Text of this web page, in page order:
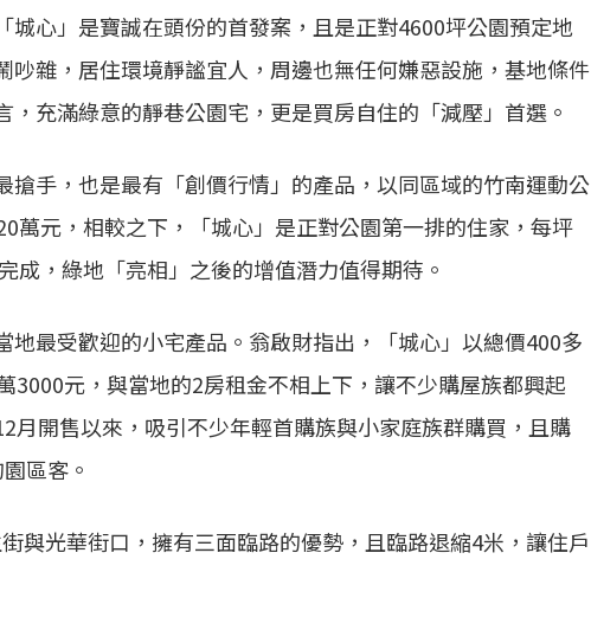
心」是寶誠在頭份的首發案，且是正對4600坪公園預定地
雜，居住環境靜謐宜人，周邊也無任何嫌惡設施，基地條件
充滿綠意的靜巷公園宅，更是買房自住的「減壓」首選。
搶手，也是最有「創價行情」的產品，以同區域的竹南運動公
萬元，相較之下，「城心」是正對公園第一排的住家，每坪
成，綠地「亮相」之後的增值潛力值得期待。
最受歡迎的小宅產品。翁啟財指出，「城心」以總價400多
3000元，與當地的2房租金不相上下，讓不少購屋族都興起
月開售以來，吸引不少年輕首購族與小家庭族群購買，且購
區客。
與光華街口，擁有三面臨路的優勢，且臨路退縮4米，讓住戶